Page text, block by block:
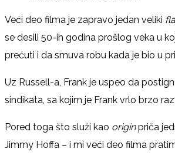
Veći deo filma je zapravo jedan veliki
se desili 50-ih godina prošlog veka u
prećuti i da smuva robu kada je bio u
Uz Russell-a, Frank je uspeo da
sindikata, sa kojim je Frank vrlo brzo
Pored toga što služi kao originpriča
Jimmy Hoffa – i mi veći deo filma